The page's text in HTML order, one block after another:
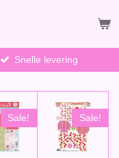
Snelle levering
Sale! Sale!